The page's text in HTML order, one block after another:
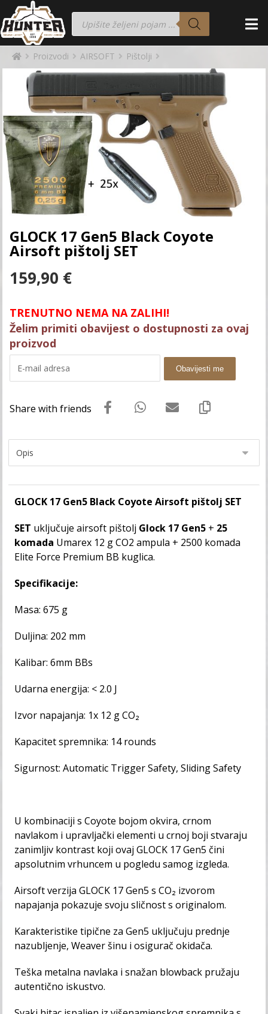
Proizvodi AIRSOFT Pištolji
GLOCK 17 Gen5 Black Coyote
Airsoft pištolj SET
159,90 €
TRENUTNO NEMA NA ZALIHI!
Želim primiti obavijest o dostupnosti za ovaj
proizvod
Obavijesti me
GLOCK 17 Gen5 Black Coyote Airsoft pištolj SET
SET uključuje airsoft pištolj Glock 17 Gen5 + 25
komada Umarex 12 g CO2 ampula + 2500 komada
Elite Force Premium BB kuglica.
Specifikacije:
Masa: 675 g
Duljina: 202 mm
Kalibar: 6mm BBs
Udarna energija: < 2.0 J
Izvor napajanja: 1x 12 g CO₂
Kapacitet spremnika: 14 rounds
Sigurnost: Automatic Trigger Safety, Sliding Safety
U kombinaciji s Coyote bojom okvira, crnom
navlakom i upravljački elementi u crnoj boji stvaraju
zanimljiv kontrast koji ovaj GLOCK 17 Gen5 čini
apsolutnim vrhuncem u pogledu samog izgleda.
Airsoft verzija GLOCK 17 Gen5 s CO₂ izvorom
napajanja pokazuje svoju sličnost s originalom.
Karakteristike tipične za Gen5 uključuju prednje
nazubljenje, Weaver šinu i osigurač okidača.
Teška metalna navlaka i snažan blowback pružaju
autentično iskustvo.